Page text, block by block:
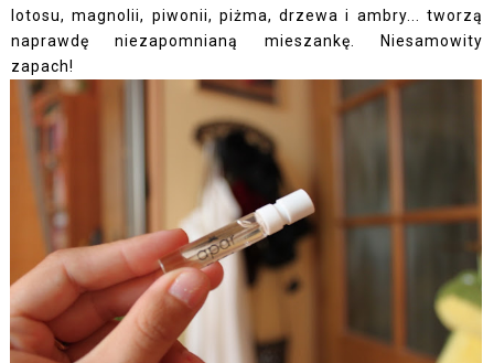
lotosu, magnolii, piwonii, piżma, drzewa i ambry... tworzą
naprawdę niezapomnianą mieszankę. Niesamowity
zapach!